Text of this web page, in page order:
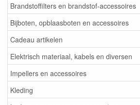
Brandstoffilters en brandstof-accessoires
Bijboten, opblaasboten en accessoires
Cadeau artikelen
Elektrisch materiaal, kabels en diversen
Impellers en accessoires
Kleding